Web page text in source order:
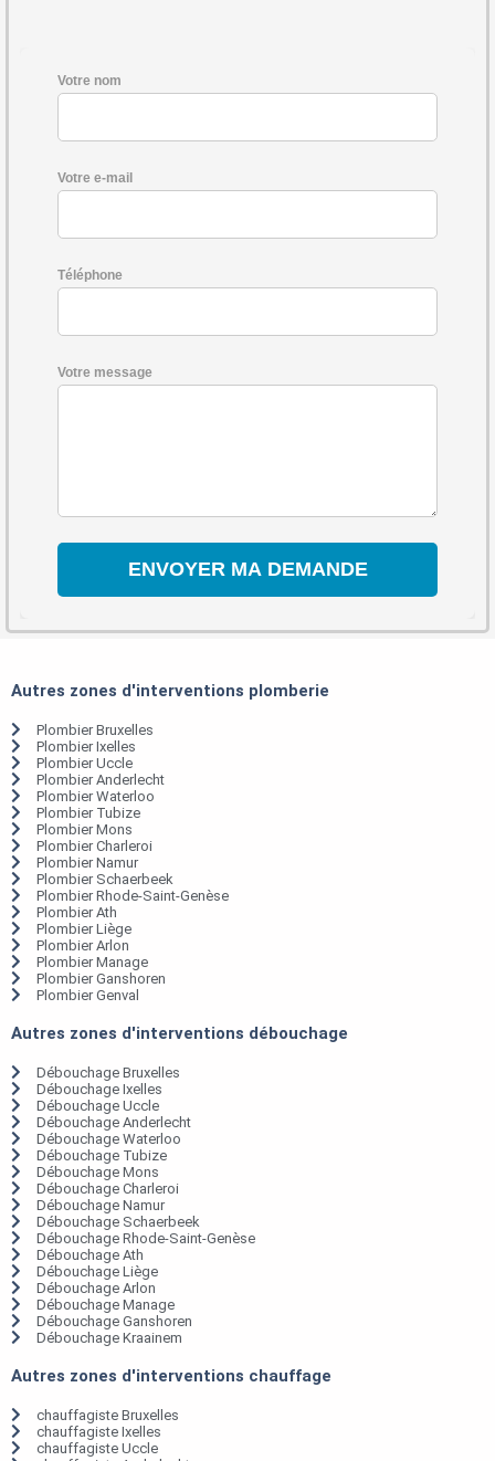
Votre nom
Votre e-mail
Téléphone
Votre message
Autres zones d'interventions plomberie
Plombier Bruxelles
Plombier Ixelles
Plombier Uccle
Plombier Anderlecht
Plombier Waterloo
Plombier Tubize
Plombier Mons
Plombier Charleroi
Plombier Namur
Plombier Schaerbeek
Plombier Rhode-Saint-Genèse
Plombier Ath
Plombier Liège
Plombier Arlon
Plombier Manage
Plombier Ganshoren
Plombier Genval
Autres zones d'interventions débouchage
Débouchage Bruxelles
Débouchage Ixelles
Débouchage Uccle
Débouchage Anderlecht
Débouchage Waterloo
Débouchage Tubize
Débouchage Mons
Débouchage Charleroi
Débouchage Namur
Débouchage Schaerbeek
Débouchage Rhode-Saint-Genèse
Débouchage Ath
Débouchage Liège
Débouchage Arlon
Débouchage Manage
Débouchage Ganshoren
Débouchage Kraainem
Autres zones d'interventions chauffage
chauffagiste Bruxelles
chauffagiste Ixelles
chauffagiste Uccle